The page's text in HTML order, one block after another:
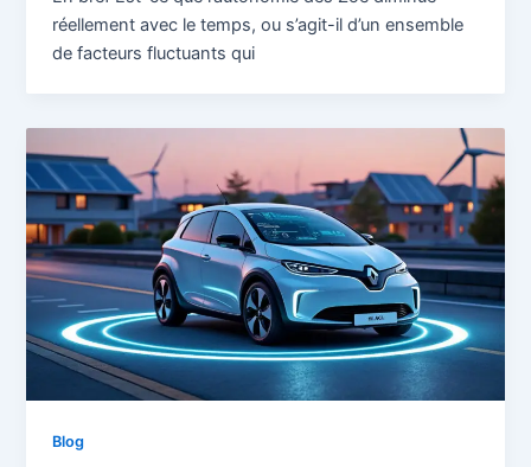
réellement avec le temps, ou s’agit-il d’un ensemble
de facteurs fluctuants qui
Blog